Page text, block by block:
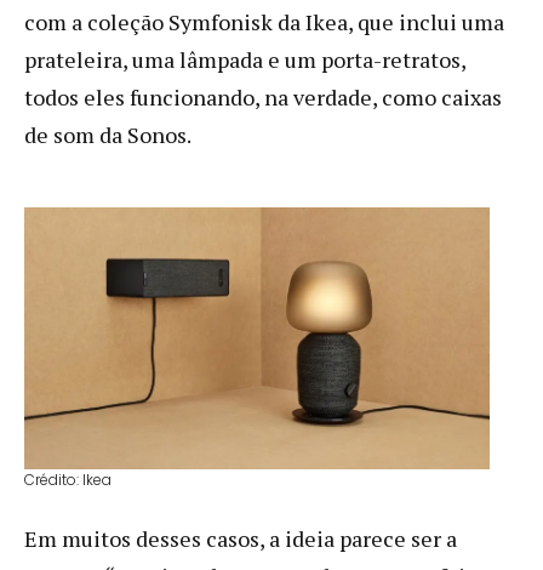
com a coleção Symfonisk da Ikea, que inclui uma
prateleira, uma lâmpada e um porta-retratos,
todos eles funcionando, na verdade, como caixas
de som da Sonos.
Crédito: Ikea
Em muitos desses casos, a ideia parece ser a